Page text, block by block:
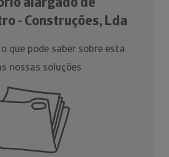
- Construções, Lda
que pode saber sobre esta
nossas soluções